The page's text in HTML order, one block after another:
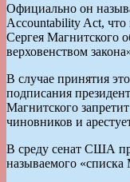
Официально он
Accountability Act,
Сергея Магнитского
верховенством
В случае принятия
подписания
Магнитского
чиновников и
В среду сенат США
называемого «списка